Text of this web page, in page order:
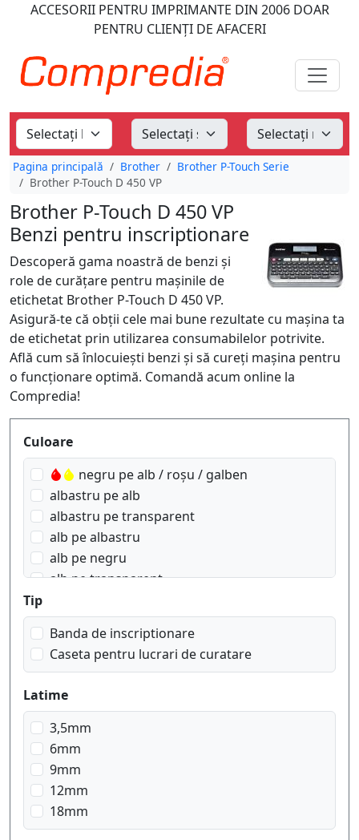
ACCESORII PENTRU IMPRIMANTE DIN 2006DOAR
PENTRU CLIENȚI DE AFACERI
Pagina principală Brother
Brother P-Touch Serie
Brother P-Touch D 450 VP
Brother P-Touch D 450 VP
Benzi pentru inscriptionare
Descoperă gama noastră de benzi și
role de curățare pentru mașinile de
etichetat Brother P-Touch D 450 VP.
Asigură-te că obții cele mai bune rezultate cu mașina ta
de etichetat prin utilizarea consumabilelor potrivite.
Află cum să înlocuiești benzi și să cureți mașina pentru
o funcționare optimă. Comandă acum online la
Compredia!
Produktfilter
Culoare
negru pe alb / roșu / galben
albastru pe alb
albastru pe transparent
alb pe albastru
alb pe negru
alb pe transparent
aur pe alb
aur pe albastru navy
aur pe negru
negru pe alb
negru pe argintiu mat
negru pe aur geometrisch
negru pe dantelă argintie
negru pe galben
negru pe pe inimi roz
negru pe pe roșu cadrilat
Tip
Banda de inscriptionare
Caseta pentru lucrari de curatare
Latime
3,5mm
6mm
9mm
12mm
18mm